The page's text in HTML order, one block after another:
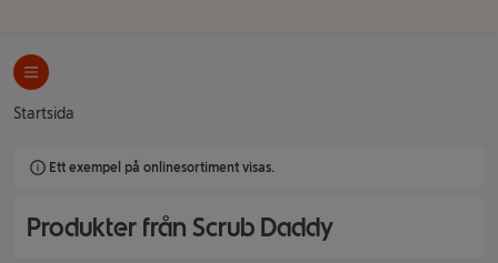
Startsida
Ett exempel på onlinesortiment visas.
Produkter från Scrub Daddy